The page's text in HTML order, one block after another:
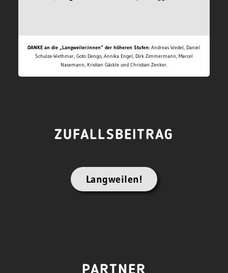
DANKE an die „Langweiler:innen“ der höheren Stufen: Andreas Wedel, Daniel
Schulze-Wethmar, Goto Dengo, Annika Engel, Dirk Zimmermann, Marcel
Nasemann, Kristian Gäckle und Christian Zenker.
ZUFALLSBEITRAG
Langweilen!